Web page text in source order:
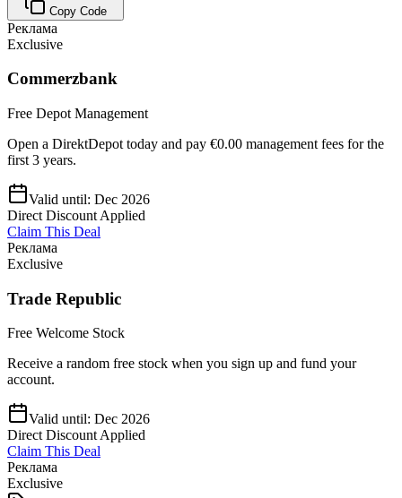
Copy Code
Реклама
Exclusive
Commerzbank
Free Depot Management
Open a DirektDepot today and pay €0.00 management fees for the
first 3 years.
Valid until: Dec 2026
Direct Discount Applied
Claim This Deal
Реклама
Exclusive
Trade Republic
Free Welcome Stock
Receive a random free stock when you sign up and fund your
account.
Valid until: Dec 2026
Direct Discount Applied
Claim This Deal
Реклама
Exclusive